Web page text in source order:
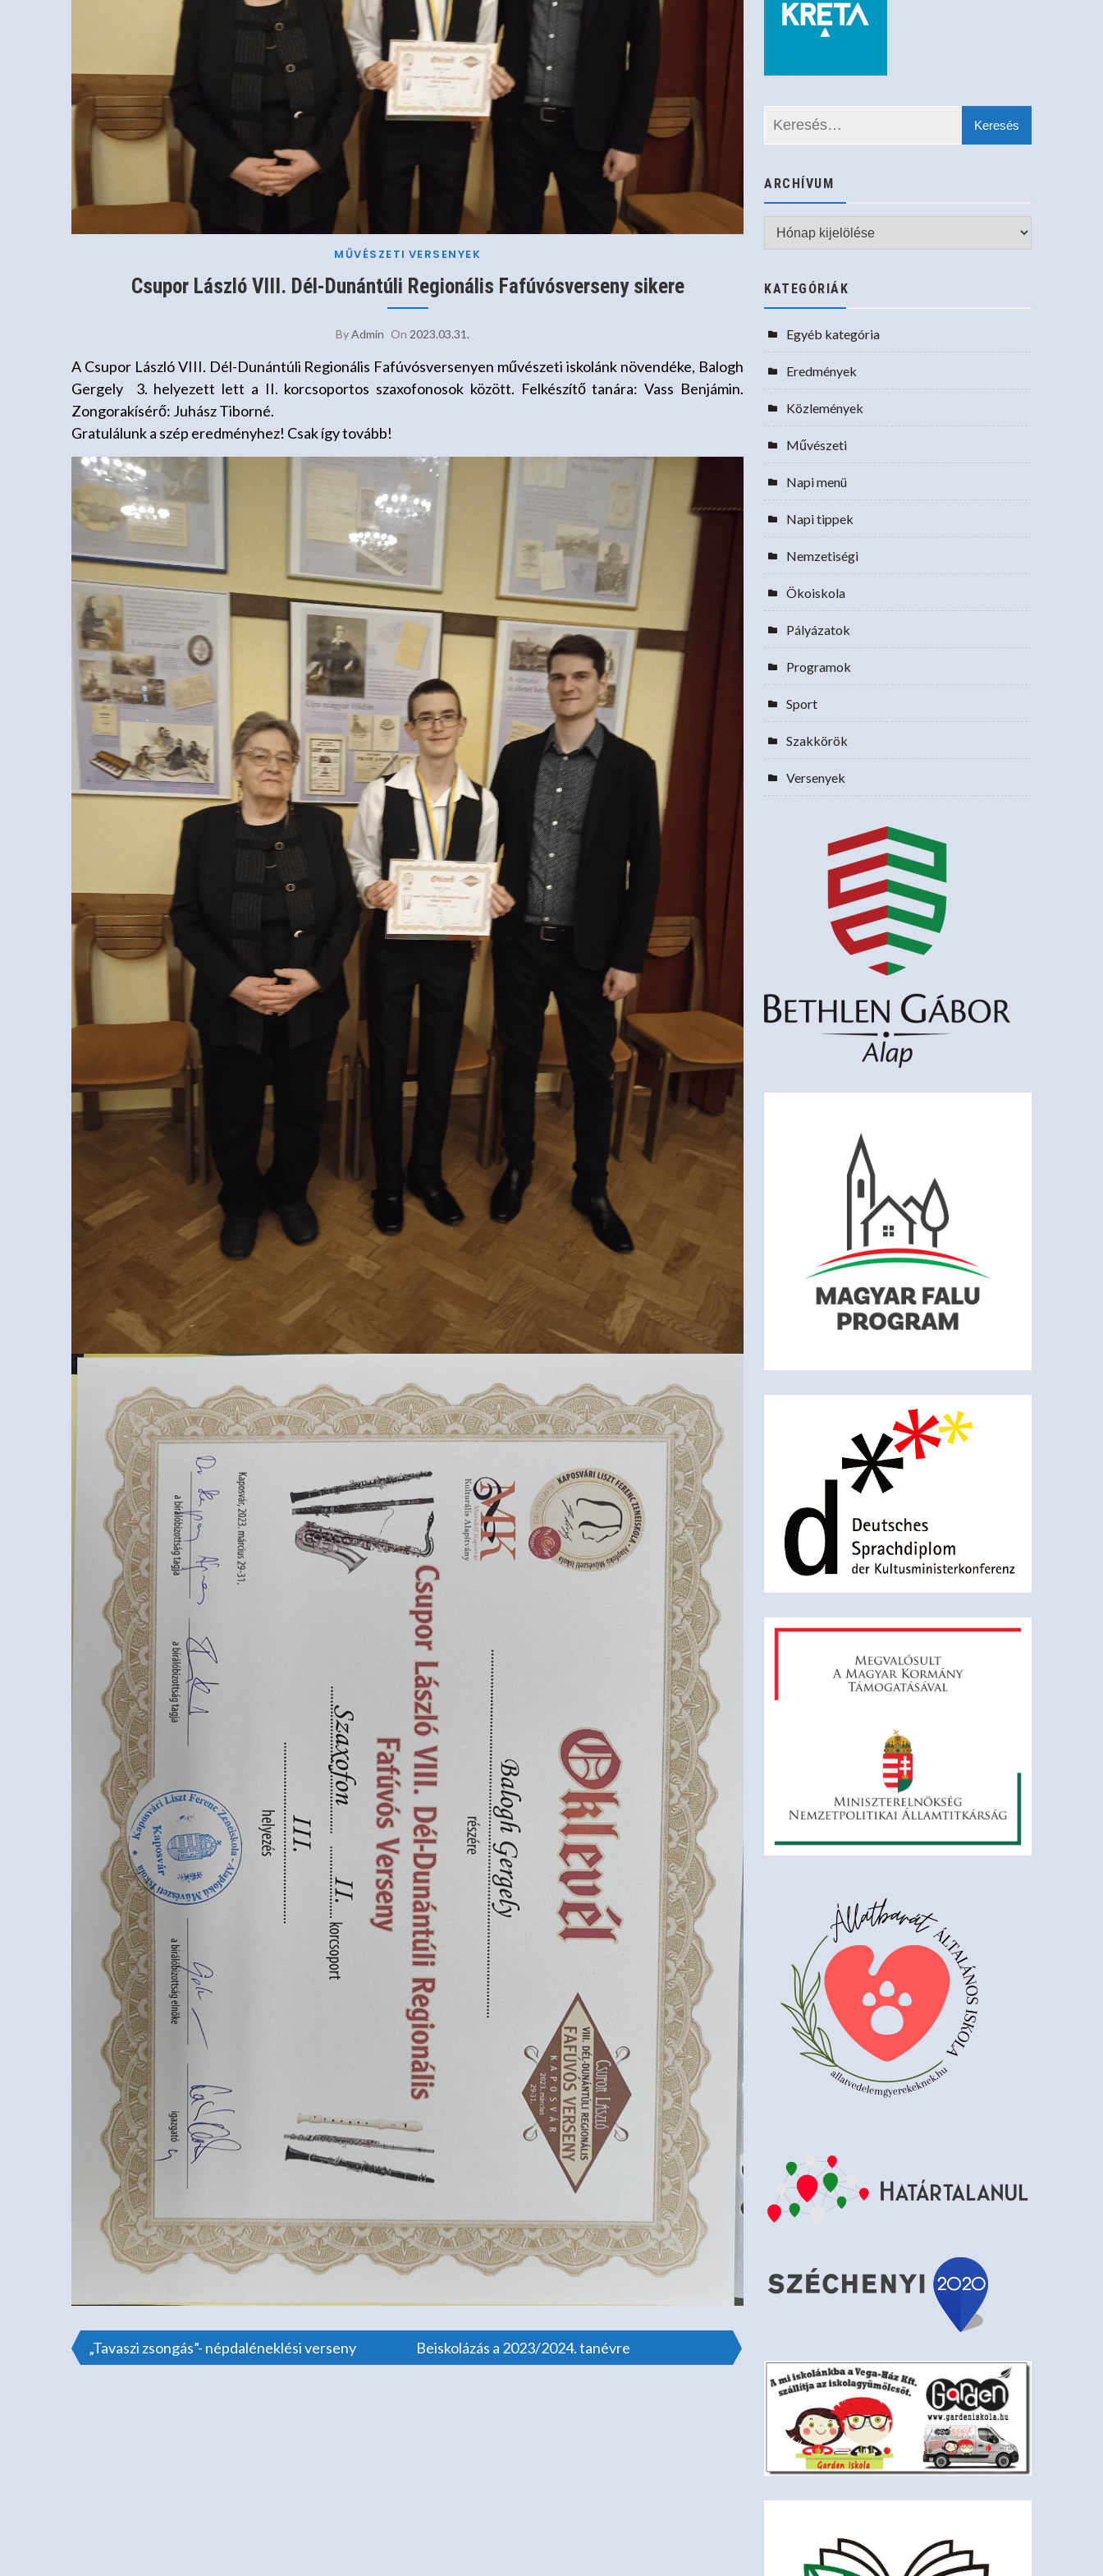
MŰVÉSZETI VERSENYEK
Csupor László VIII. Dél-Dunántúli Regionális Fafúvósverseny sikere
ByAdmin On 2023.03.31.
A Csupor László VIII. Dél-Dunántúli Regionális Fafúvósversenyen művészeti iskolánk növendéke, Balogh
Gergely 3. helyezett lett a II. korcsoportos szaxofonosok között. Felkészítő tanára: Vass Benjámin.
Zongorakísérő: Juhász Tiborné.
Gratulálunk a szép eredményhez! Csak így tovább!
Bejegyzés
„Tavaszi zsongás”- népdaléneklési verseny Beiskolázás a 2023/2024. tanévre
ARCHÍVUM
Archívum
KATEGÓRIÁK
Egyéb kategória
Eredmények
Közlemények
Művészeti
Napi menü
Napi tippek
Nemzetiségi
Ökoiskola
Pályázatok
Programok
Sport
Szakkörök
Versenyek